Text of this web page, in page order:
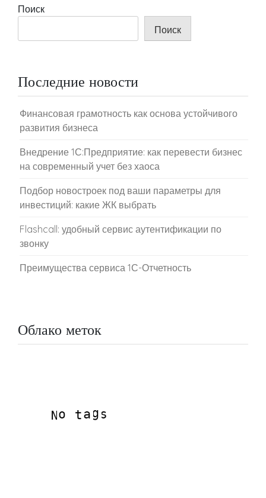
Поиск
Поиск
Последние новости
Финансовая грамотность как основа устойчивого
развития бизнеса
Внедрение 1С:Предприятие: как перевести бизнес
на современный учет без хаоса
Подбор новостроек под ваши параметры для
инвестиций: какие ЖК выбрать
Flashcall: удобный сервис аутентификации по
звонку
Преимущества сервиса 1С-Отчетность
Облако меток